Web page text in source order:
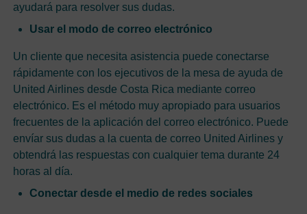
ayudará para resolver sus dudas.
Usar el modo de correo electrónico
Un cliente que necesita asistencia puede conectarse
rápidamente con los ejecutivos de la mesa de ayuda de
United Airlines desde Costa Rica mediante correo
electrónico. Es el método muy apropiado para usuarios
frecuentes de la aplicación del correo electrónico. Puede
envíar sus dudas a la cuenta de correo United Airlines y
obtendrá las respuestas con cualquier tema durante 24
horas al día.
Conectar desde el medio de redes sociales